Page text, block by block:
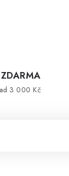
3 000 Kč